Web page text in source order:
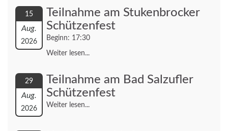
15
Aug.
2026
Teilnahme am Stukenbrocker
Schützenfest
Beginn: 17:30
Weiter lesen...
29
Aug.
2026
Teilnahme am Bad Salzufler
Schützenfest
Weiter lesen...